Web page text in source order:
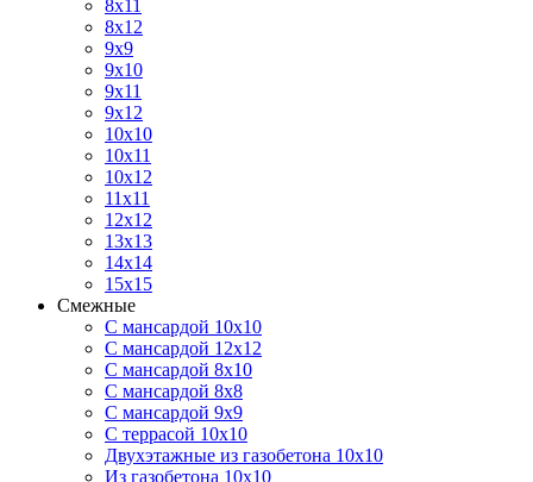
8х11
8х12
9х9
9х10
9х11
9х12
10х10
10х11
10х12
11х11
12х12
13х13
14х14
15х15
Смежные
С мансардой 10х10
С мансардой 12х12
С мансардой 8х10
С мансардой 8х8
С мансардой 9х9
С террасой 10х10
Двухэтажные из газобетона 10х10
Из газобетона 10х10